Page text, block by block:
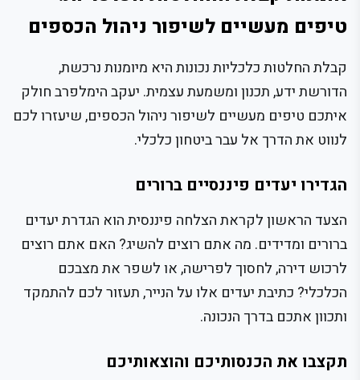
טיפים מעשיים לשיפור ניהול הכספים
קבלת החלטות כלכליות נכונות היא מיומנות נרכשת,
הדורשת ידע, תכנון ומשמעת עצמית. יעקב הימלפרב חולק
איתכם טיפים מעשיים לשיפור ניהול הכספים, שיעזרו לכם
לנווט את הדרך אל עבר ביטחון כלכלי.
הגדירו יעדים פיננסיים ברורים
הצעד הראשון לקראת הצלחה פיננסית הוא הגדרת יעדים
ברורים ומדידים. מה אתם רוצים להשיג? האם אתם רוצים
לרכוש דירה, לחסוך לפרישה, או לשפר את מצבכם
הכלכלי? כתיבת יעדים אלו על הנייר, תעזור לכם להתמקד
ותכוון אתכם בדרך הנכונה.
תקצבו את הכנסותיכם והוצאותיכם